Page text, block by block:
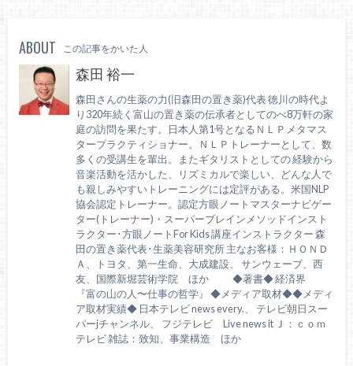
ABOUT この記事をかいた人
森田 裕一
森田さんの生薬の力(旧森田の置き薬)代表 徳川の時代よ
り320年続く富山の置き薬の伝承者としてのべ8万軒の家
庭の訪問を果たす。日本人第1号となるＮＬＰメタマス
タープラクティショナー。ＮＬＰトレーナーとして、数
多くの受講生を輩出。またギタリストとしての 経験から
音楽活動を活かした、リズミカルで楽しい、どんな人で
も親しみやすいトレーニングには定評がある。米国NLP
協会認定トレーナー。認定方眼ノートマスターナビゲー
ター(トレーナー)・スーパーブレインメソッドインスト
ラクター･方眼ノートFor Kids 講座インストラクター 森
田の置き薬代表･生薬美容研究所 主なお客様：ＨＯＮＤ
Ａ、トヨタ、第一生命、大成建設、 サンウェーブ、西
友、国際新堀芸術学院 ほか ◆著書◆ 経済界
『富の山の人〜仕事の哲学』 ◆メディア取材◆◆メディ
ア取材実績◆ 日本テレビ news every.、 テレビ朝日スー
パーjチャンネル、 フジテレビ Live news it Ｊ：ｃｏｍ
テレビ 雑誌：致知、事業構造 ほか